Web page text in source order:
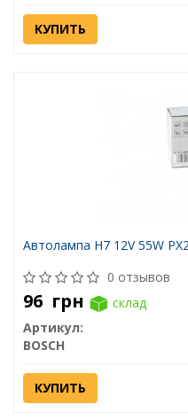
КУПИТЬ
Автолампа H7 12V 55W
0 отзывов
96 грн
склад
Артикул:
BOSCH
КУПИТЬ